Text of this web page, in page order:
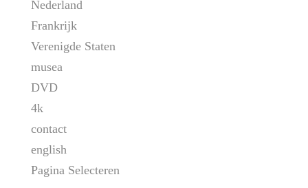
Nederland
Frankrijk
Verenigde Staten
musea
DVD
4k
contact
english
Pagina Selecteren